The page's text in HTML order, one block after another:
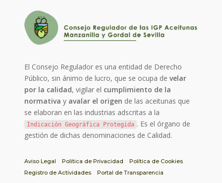
El Consejo Regulador es una entidad de Derecho
Público, sin ánimo de lucro, que se ocupa develar
por la calidad, vigilar el cumplimiento de la
normativa y avalar el origen de las aceitunas que
se elaboran en las industrias adscritas a la
Indicación Geográfica Protegida . Es el órgano de
gestión de dichas denominaciones de Calidad.
Aviso Legal Política de Privacidad
Política de Cookies
Registro de Actividades
Portal de Transparencia